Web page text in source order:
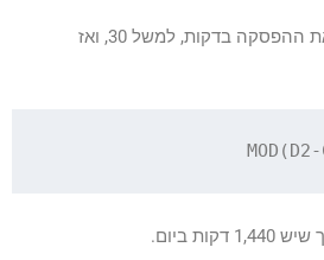
אפשרות אחרת היא להזין את ההפסקה בדקות, למשל 30, ואז